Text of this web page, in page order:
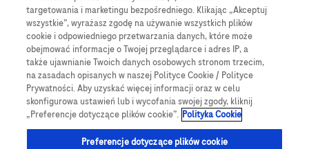
Niezależnie od tego, czy jesteś osobą świeżo
zdiagnozowaną, opiekunem osoby chorującej
na cukrzycę, lub chcesz lepiej zrozumieć tą
chorobę, nasz blog zapewnia przyjazną
przestrzeń do zdobycia rzetelejnej wiedzy,
wymiany doświadczeń i wsparcia.
targetowania i marketingu bezpośredniego. Klikając „Akceptuj
wszystkie”, wyrażasz zgodę na używanie wszystkich plików
cookie i odpowiedniego przetwarzania danych, które może
obejmować informacje o Twojej przeglądarce i adres IP, a
także ujawnianie Twoich danych osobowych stronom trzecim,
na zasadach opisanych w naszej Polityce Cookie / Polityce
Prywatności. Aby uzyskać więcej informacji oraz w celu
skonfigurowa ustawień lub i wycofania swojej zgody, kliknij
„Preferencje dotyczące plików cookie”. Polityka Cookie
Preferencje dotyczące plików cookie